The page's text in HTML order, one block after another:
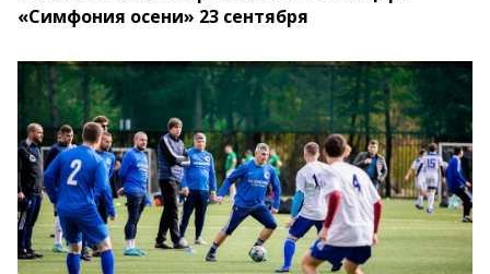
«Симфония осени» 23 сентября